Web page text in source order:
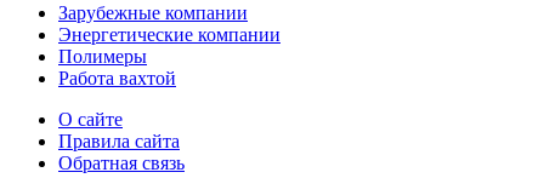
Зарубежные компании
Энергетические компании
Полимеры
Работа вахтой
О сайте
Правила сайта
Обратная связь